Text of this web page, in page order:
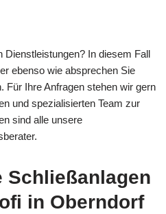
Dienstleistungen? In diesem Fall
ebenso wie absprechen Sie
Für Ihre Anfragen stehen wir gern
und spezialisierten Team zur
sind alle unsere
Schließanlagen
in Oberndorf